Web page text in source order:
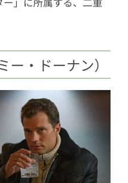
・ドーナン）